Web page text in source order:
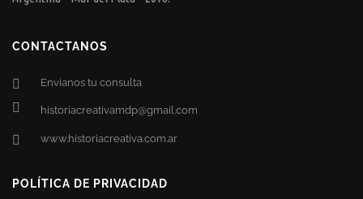
CONTACTANOS
Envianos tu consulta
historiacreativamdp@gmail.com
www.historiacreativa.com.ar
POLÍTICA DE PRIVACIDAD